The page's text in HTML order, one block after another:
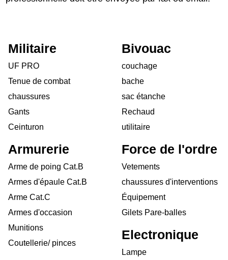
Militaire
UF PRO
Tenue de combat
chaussures
Gants
Ceinturon
Bivouac
couchage
bache
sac étanche
Rechaud
utilitaire
Armurerie
Arme de poing Cat.B
Armes d'épaule Cat.B
Arme Cat.C
Armes d'occasion
Munitions
Coutellerie/ pinces
Force de l'ordre
Vetements
chaussures d'interventions
Équipement
Gilets Pare-balles
Electronique
Lampe